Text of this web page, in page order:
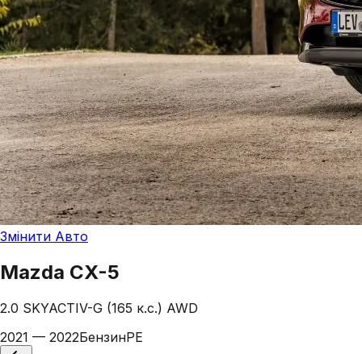
Змінити Авто
Mazda CX-5
2.0 SKYACTIV-G (165 к.с.) AWD
2021 — 2022БензинPE